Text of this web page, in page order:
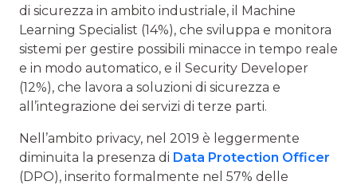
di sicurezza in ambito industriale, il Machine
Learning Specialist (14%), che sviluppa e monitora
sistemi per gestire possibili minacce in tempo reale
e in modo automatico, e il Security Developer
(12%), che lavora a soluzioni di sicurezza e
all’integrazione dei servizi di terze parti.
Nell’ambito privacy, nel 2019 è leggermente
diminuita la presenza di Data Protection Officer
(DPO), inserito formalmente nel 57% delle